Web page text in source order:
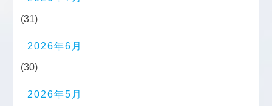
(31)
2026年6月
(30)
2026年5月